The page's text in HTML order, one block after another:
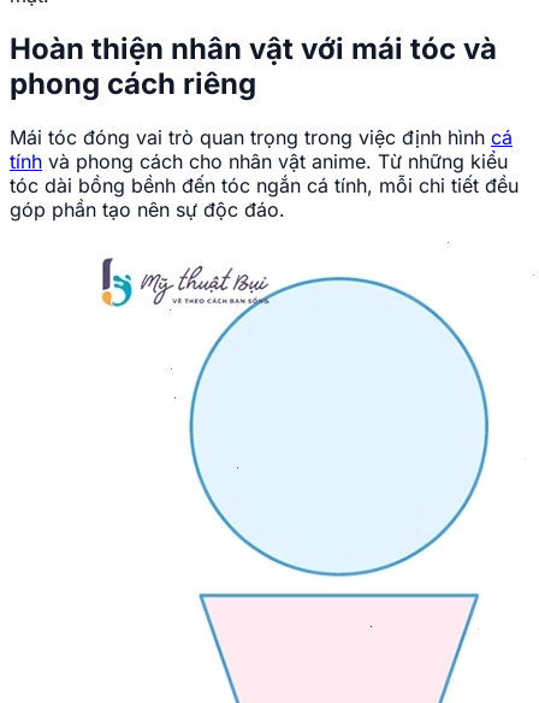
Hoàn thiện nhân vật với mái tóc và
phong cách riêng
Mái tóc đóng vai trò quan trọng trong việc định hình cá
tính và phong cách cho nhân vật anime. Từ những kiểu
tóc dài bồng bềnh đến tóc ngắn cá tính, mỗi chi tiết đều
góp phần tạo nên sự độc đáo.